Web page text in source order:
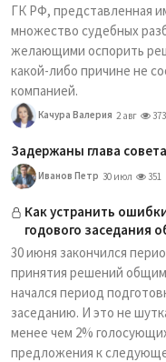
ГК РФ, представленная
множество судебных
желающими оспорить
какой-либо причине не
компанией.
Качура Валерия 2 авг 373
Задержаны глава
Иванов Петр 30 июл 351
Как устранить
годового заседания
30 июня закончился
принятия решений
начался период
заседанию. И это не
менее чем 2%
предложения к